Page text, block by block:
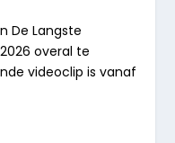
De Langste
overal te
videoclip is vanaf